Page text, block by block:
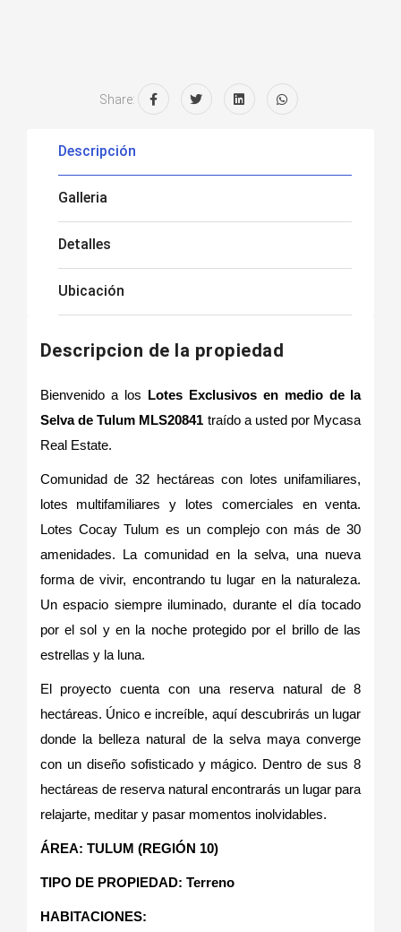
Share:
Descripción
Galleria
Detalles
Ubicación
Descripcion de la propiedad
Bienvenido a los Lotes Exclusivos en medio de la
Selva de Tulum MLS20841 traído a usted por Mycasa
Real Estate.
Comunidad de 32 hectáreas con lotes unifamiliares,
lotes multifamiliares y lotes comerciales en venta.
Lotes Cocay Tulum es un complejo con más de 30
amenidades. La comunidad en la selva, una nueva
forma de vivir, encontrando tu lugar en la naturaleza.
Un espacio siempre iluminado, durante el día tocado
por el sol y en la noche protegido por el brillo de las
estrellas y la luna.
El proyecto cuenta con una reserva natural de 8
hectáreas. Único e increíble, aquí descubrirás un lugar
donde la belleza natural de la selva maya converge
con un diseño sofisticado y mágico. Dentro de sus 8
hectáreas de reserva natural encontrarás un lugar para
relajarte, meditar y pasar momentos inolvidables.
ÁREA: TULUM (REGIÓN 10)
TIPO DE PROPIEDAD: Terreno
HABITACIONES: